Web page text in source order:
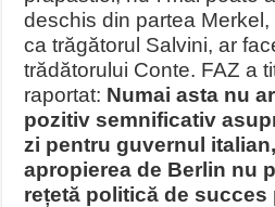
deschis din partea
ca trăgătorul Salvini, ar
trădătorului Conte. FAZ a
raportat: Numai asta nu
pozitiv semnificativ
zi pentru guvernul
apropierea de Berlin nu
rețetă politică de succes